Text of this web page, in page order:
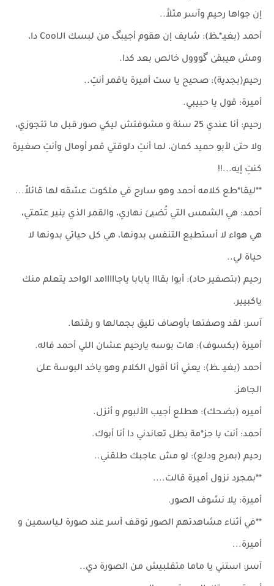
إن جواها رحيم وآسر مثلاً..
أحمد (بغيـ*ـظ): شايف إن هقوم أجيبگ من لبسك الـCool دا،
ومش هيبقىٰ گووول خالص بعد كدا.
رحيم(بجدية): صحيح يا ست أميرة ياقمر أنتِ..
أميرة: قول يا حبيبي.
رحيم: أنا عندي 25 سنة و مشوفتش ليكي صور قبل ما تتجوزي،
ولا حتىٰ لأبو حميد كمان، لما أنتِ دلوقتي قمر أومال وأنتِ صغيرة
كنتِ إيه...!!
**ليقا*طع كلامه أحمد وهو سارح في ملكوت عشقه لها قائلاً...
أحمد: هي الشمس التي تُضيئ نهاري، والقمر الذي ينير عتمتي،
هي هواء لا أستطيع التنفس بدونها، هي كل حياتي بدونها لا
حياة لي..
رحيم (بتصفير حاد): أيوا بقااا يابابا ياجااااامد الواحد يتعلم منك
ياكبيير.
آسر: لقد وصفتها بأوصاف تليق بجمالها و رقتها.
أميرة (بكسوف): هات بوسه يارحيم عشان اللي أحمد قاله.
أحمد (بغيـ ـظ): يعني أنا أقول الكلام وهو ياخد البوسة علىٰ
الجاهز.
أميره (بضحك): هطلع أجيب الألبوم و أنزل.
أحمد: أنت يا جز*مة بطل تعاندني دا أنا أبوك.
رحيم (بمرح ودلع): لو مش عاجبك طلقني..
**بمجرد نزول أميرة قالت....
أميرة: يلا نشوف الصور.
**في أثناء مشاهدتهم الصور توقف آسر عند صورة لـياسمين و
أميرة...
آسر: استني يا ماما متقلبيش من الصورة دي..